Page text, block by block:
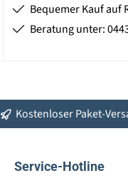
Bequemer Kauf auf
Beratung unter:
Kostenloser Paket-
Service-Hotline